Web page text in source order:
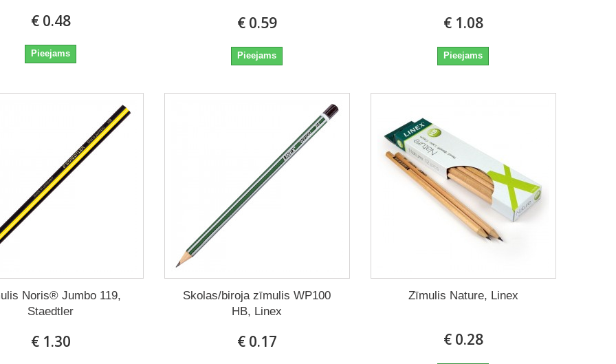
€ 0.48
Pieejams
€ 0.59
Pieejams
€ 1.08
Pieejams
Noris® Jumbo 119,
Staedtler
€ 1.30
Skolas/biroja zīmulis WP100
HB, Linex
€ 0.17
Zīmulis Nature, Linex
€ 0.28